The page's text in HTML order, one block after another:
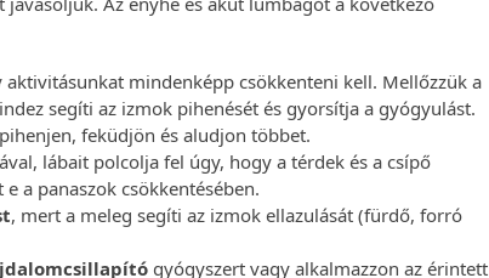
aktivitásunkat mindenképp csökkenteni kell. Mellőzzük a
segíti az izmok pihenését és gyorsítja a gyógyulást.
feküdjön és aludjon többet.
lábait polcolja fel úgy, hogy a térdek és a csípő
a panaszok csökkentésében.
, mert a meleg segíti az izmok ellazulását (fürdő, forró
gyógyszert vagy alkalmazzon az érintett